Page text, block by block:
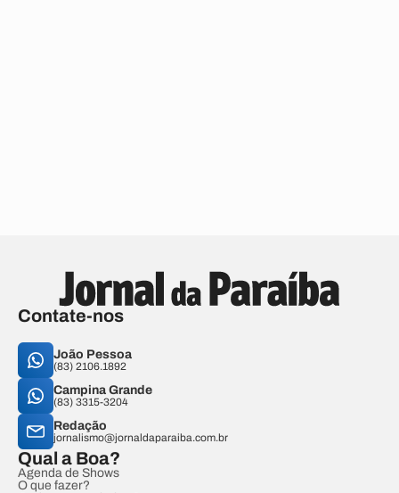
Contate-nos
João Pessoa
(83) 2106.1892
Campina Grande
(83) 3315-3204
Redação
jornalismo@jornaldaparaiba.com.br
Qual a Boa?
Agenda de Shows
O que fazer?